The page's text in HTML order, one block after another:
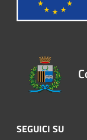
SEGUICI SU